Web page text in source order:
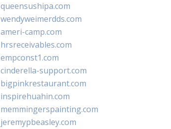
queensushipa.com
wendyweimerdds.com
ameri-camp.com
hrsreceivables.com
empconst1.com
cinderella-support.com
bigpinkrestaurant.com
inspirehuahin.com
memmingerspainting.com
jeremypbeasley.com